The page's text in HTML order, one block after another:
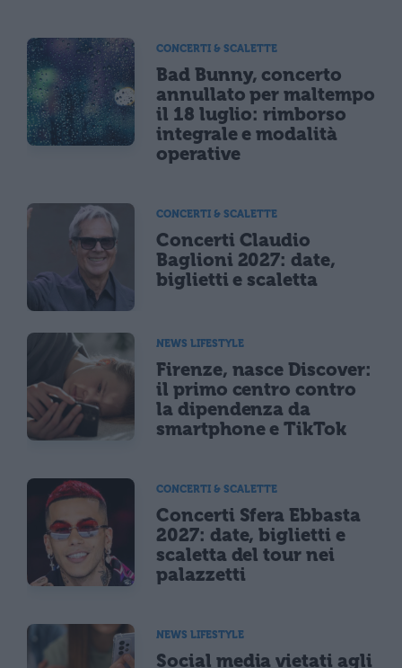
CONCERTI & SCALETTE
Bad Bunny, concerto
annullato per maltempo
il 18 luglio: rimborso
integrale e modalità
operative
CONCERTI & SCALETTE
Concerti Claudio
Baglioni 2027: date,
biglietti e scaletta
NEWS LIFESTYLE
Firenze, nasce Discover:
il primo centro contro
la dipendenza da
smartphone e TikTok
CONCERTI & SCALETTE
Concerti Sfera Ebbasta
2027: date, biglietti e
scaletta del tour nei
palazzetti
NEWS LIFESTYLE
Social media vietati agli